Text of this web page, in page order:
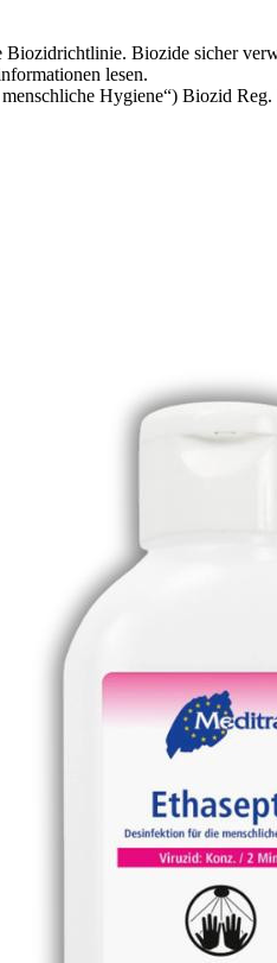
Biozide sicher
lesen.
Hygiene“) Biozid